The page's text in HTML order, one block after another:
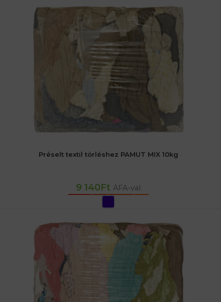
Préselt textil törléshez PAMUT MIX 10kg
9 140Ft ÁFA-val
OPCIÓK VÁLASZTÁSA